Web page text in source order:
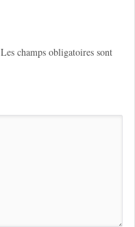
Les champs obligatoires sont